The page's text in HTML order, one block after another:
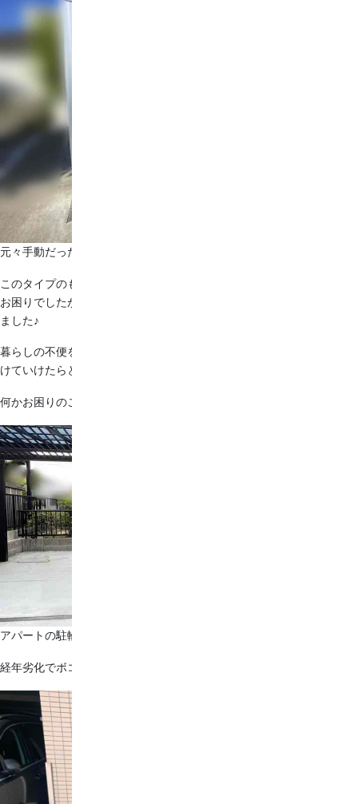
元々手動だったカーポートの門を電動に変更しました！
このタイプのものがもう廃盤になってしまっていた為、部品などがなく
お困りでしたが、弊社の職人が試行錯誤して電動に変更することができ
ました♪
暮らしの不便を少しずつ減らしていくことで、より理想の暮らしに近づ
けていけたらと思っています＊*
何かお困りのことがございましたら、まずはお気軽にご相談ください☆
アパートの駐輪場をリフォームしました！
経年劣化でボコボコになってしまった駐輪場の床。